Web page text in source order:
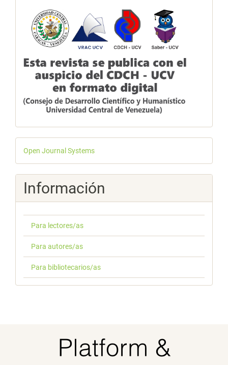
Desarrollado
por
Open Journal Systems
Información
Para lectores/as
Para autores/as
Para bibliotecarios/as